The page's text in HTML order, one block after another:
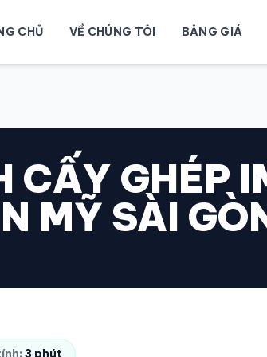
CHỦ VỀ CHÚNG TÔI BẢNG GIÁ
CẤY GHÉP
MỸ SÀI
3 phút